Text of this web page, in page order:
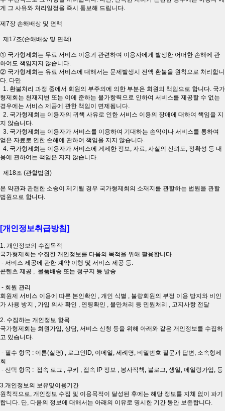
게 그 사유와 처리일정을 즉시 통보해 드립니다.
제7장 손해배상 및 면책
제17조(손해배상 및 면책)
① 국가형제회는 무료 서비스 이용과 관련하여 이용자에게 발생한 어떠한 손해에 관
하여도 책임지지 않습니다.
② 국가형제회는 유료 서비스에 대해서는 문제발생시 전액 환불을 원칙으로 처리합니
다. 다만
1. 환불처리 과정 중에서 회원의 부주의에 의한 부분은 회원의 책임으로 합니다. 국가
형제회는 천재지변 또는 이에 준하는 불가항력으로 인하여 서비스를 제공할 수 없는
경우에는 서비스 제공에 관한 책임이 면제됩니다.
2. 국가형제회는 이용자의 귀책 사유로 인한 서비스 이용의 장애에 대하여 책임을 지
지 않습니다.
3. 국가형제회는 이용자가 서비스를 이용하여 기대하는 손익이나 서비스를 통하여
얻은 자료로 인한 손해에 관하여 책임을 지지 않습니다.
4. 국가형제회는 이용자가 서비스에 게제한 정보, 자료, 사실의 신뢰도, 정확성 등 내
용에 관하여는 책임은 지지 않습니다.
제18조 (관할법원)
본 약관과 관련한 소송이 제기될 경우 국가형제회의 소재지를 관할하는 법원을 관할
법원으로 합니다.
[개인정보취급방침]
1. 개인정보의 수집목적
국가형제회는 수집한 개인정보를 다음의 목적을 위해 활용합니다.
- 서비스 제공에 관한 계약 이행 및 서비스 제공 등.
콘텐츠 제공 , 물품배송 또는 청구지 등 발송
- 회원 관리
회원제 서비스 이용에 따른 본인확인 , 개인 식별 , 불량회원의 부정 이용 방지와 비인
가 사용 방지 , 가입 의사 확인 , 연령확인 , 불만처리 등 민원처리 , 고지사항 전달
2. 수집하는 개인정보 항목
국가형제회는 회원가입, 상담, 서비스 신청 등을 위해 아래와 같은 개인정보를 수집하
고 있습니다.
- 필수 항목 : 이름(실명) , 로그인ID, 이메일, 세례명, 비밀번호 질문과 답변, 소속형제
회.
- 선택 항목 : 접속 로그 , 쿠키 , 접속 IP 정보 , 봉사직책, 블로그, 생일, 메일링가입, 등
3.개인정보의 보유및이용기간
원칙적으로, 개인정보 수집 및 이용목적이 달성된 후에는 해당 정보를 지체 없이 파기
합니다. 단, 다음의 정보에 대해서는 아래의 이유로 명시한 기간 동안 보존합니다.